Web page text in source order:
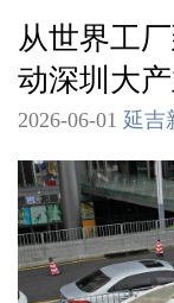
从世界工
动深圳大
2026-06-01 延吉